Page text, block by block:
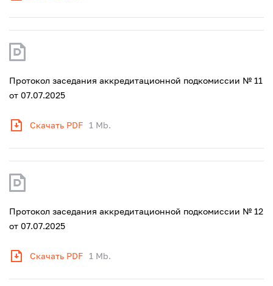
Протокол заседания аккредитационной подкомиссии № 11
от 07.07.2025
Скачать PDF 1 Mb.
Протокол заседания аккредитационной подкомиссии № 12
от 07.07.2025
Скачать PDF 1 Mb.